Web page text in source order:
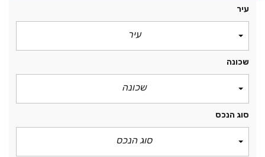
עיר
עיר
שכונה
שכונה
סוג הנכס
סוג הנכס